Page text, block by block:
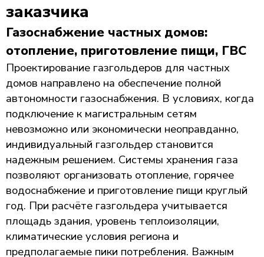
заказчика
Газоснабжение частных домов:
отопление, приготовление пищи, ГВС
Проектирование газгольдеров для частных
домов направлено на обеспечение полной
автономности газоснабжения. В условиях, когда
подключение к магистральным сетям
невозможно или экономически неоправданно,
индивидуальный газгольдер становится
надежным решением. Системы хранения газа
позволяют организовать отопление, горячее
водоснабжение и приготовление пищи круглый
год. При расчёте газгольдера учитывается
площадь здания, уровень теплоизоляции,
климатические условия региона и
предполагаемые пики потребления. Важным